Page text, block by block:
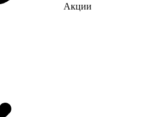
Акции